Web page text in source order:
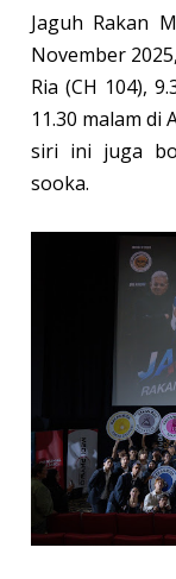
Jaguh Rakan
November
Ria (CH 104),
11.30 malam di
siri ini juga
sooka.